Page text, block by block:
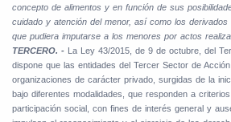
concepto de alimentos y en función de sus
cuidado y atención del menor, así como los derivados
que pudiera imputarse a los menores por actos
TERCERO. -
La Ley 43/2015, de 9 de octubre, del
dispone que las entidades del Tercer Sector de
organizaciones de carácter privado, surgidas de la
bajo diferentes modalidades, que responden a
participación social, con fines de interés general y